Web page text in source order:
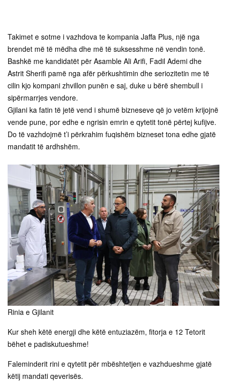
Takimet e sotme i vazhdova te kompania Jaffa Plus, një nga
brendet më të mëdha dhe më të suksesshme në vendin tonë.
Bashkë me kandidatët për Asamble Ali Arifi, Fadil Ademi dhe
Astrit Sherifi pamë nga afër përkushtimin dhe seriozitetin me të
cilin kjo kompani zhvillon punën e saj, duke u bërë shembull i
sipërmarrjes vendore.
Gjilani ka fatin të jetë vend i shumë bizneseve që jo vetëm krijojnë
vende pune, por edhe e ngrisin emrin e qytetit tonë përtej kufijve.
Do të vazhdojmë t’i përkrahim fuqishëm bizneset tona edhe gjatë
mandatit të ardhshëm.
Rinia e Gjilanit
Kur sheh këtë energji dhe këtë entuziazëm, fitorja e 12 Tetorit
bëhet e padiskutueshme!
Faleminderit rini e qytetit për mbështetjen e vazhdueshme gjatë
këtij mandati qeverisës.